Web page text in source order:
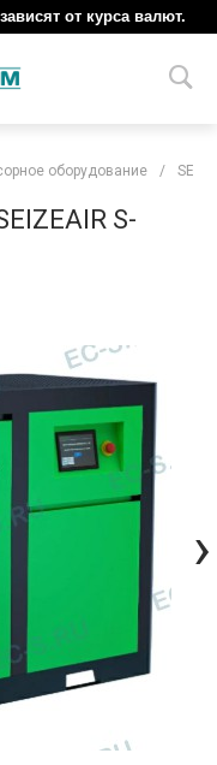
от курса валют.
оборудование /
S-
›